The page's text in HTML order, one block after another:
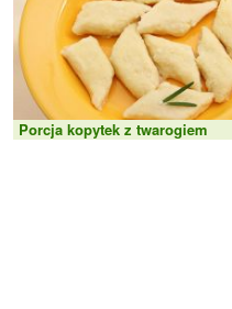
Porcja kopytek z twarogiem